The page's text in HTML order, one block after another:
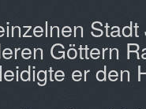
Göttern
er den